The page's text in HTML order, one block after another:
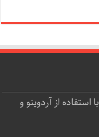
پروژه قفل‌ درب RFID با استفاده از آردوینو و